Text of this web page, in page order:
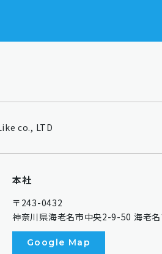
co., LTD
本社
〒243-0432
神奈川県海老名市中央2-9-50 海老名
Google Map